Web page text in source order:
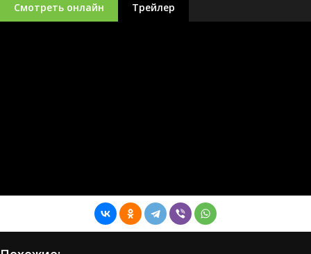
Смотреть онлайн Трейлер